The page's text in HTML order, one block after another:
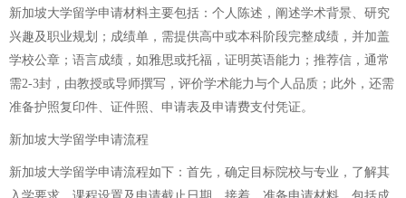
新加坡大学留学申请材料主要包括：个人陈述，阐述学术背景、研究
兴趣及职业规划；成绩单，需提供高中或本科阶段完整成绩，并加盖
学校公章；语言成绩，如雅思或托福，证明英语能力；推荐信，通常
需2-3封，由教授或导师撰写，评价学术能力与个人品质；此外，还需
准备护照复印件、证件照、申请表及申请费支付凭证。
新加坡大学留学申请流程
新加坡大学留学申请流程如下：首先，确定目标院校与专业，了解其